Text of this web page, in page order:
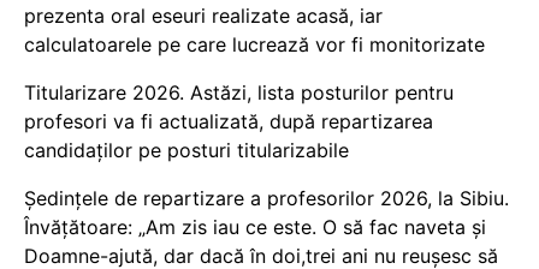
prezenta oral eseuri realizate acasă, iar
calculatoarele pe care lucrează vor fi monitorizate
Titularizare 2026. Astăzi, lista posturilor pentru
profesori va fi actualizată, după repartizarea
candidaților pe posturi titularizabile
Ședințele de repartizare a profesorilor 2026, la Sibiu.
Învățătoare: „Am zis iau ce este. O să fac naveta și
Doamne-ajută, dar dacă în doi,trei ani nu reușesc să